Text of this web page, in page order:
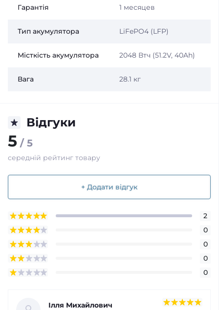
Гарантія 1 месяцев
Тип акумулятора LiFePO4 (LFP)
Місткість акумулятора 2048 Втч (51.2V, 40Ah)
Вага 28.1 кг
Відгуки
5 / 5
середній рейтинг товару
+ Додати відгук
2
0
0
0
0
Ілля Михайлович